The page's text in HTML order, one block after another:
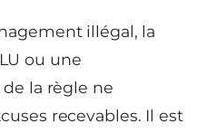
illégal, la
ou une
la règle ne
recevables. Il est